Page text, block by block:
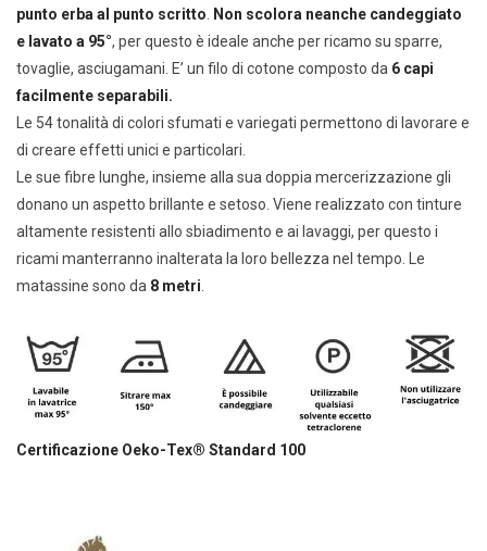
punto erba al punto scritto Non scolora neanche candeggiato
e lavato a 95°, per questo è ideale anche per ricamo su sparre,
tovaglie, asciugamani. E’ un filo di cotone composto da 6 capi
facilmente separabili.
Le 54 tonalità di colori sfumati e variegati permettono di lavorare e
di creare effetti unici e particolari.
Le sue fibre lunghe, insieme alla sua doppia mercerizzazione gli
donano un aspetto brillante e setoso. Viene realizzato con tinture
altamente resistenti allo sbiadimento e ai lavaggi, per questo i
ricami manterranno inalterata la loro bellezza nel tempo. Le
matassine sono da 8 metri
Certificazione Oeko-Tex® Standard 100